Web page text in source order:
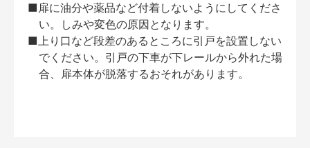
■扉に油分や薬品など付着しないようにしてくださ
い。しみや変色の原因となります。
■上り口など段差のあるところに引戸を設置しない
でください。引戸の下車が下レールから外れた場
合、扉本体が脱落するおそれがあります。